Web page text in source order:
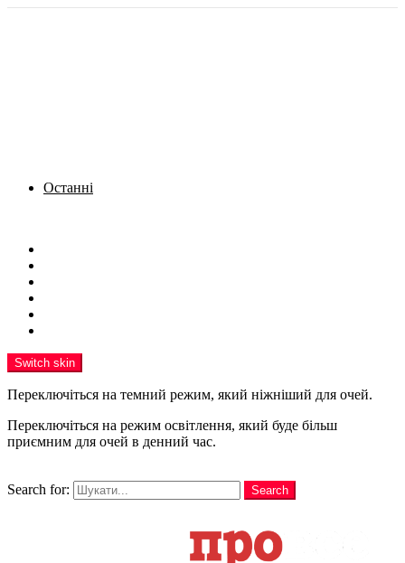
Останні
Switch skin
Переключіться на темний режим, який ніжніший для очей.
Переключіться на режим освітлення, який буде більш
приємним для очей в денний час.
Search for:
Search